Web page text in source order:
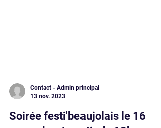
Contact - Admin principal